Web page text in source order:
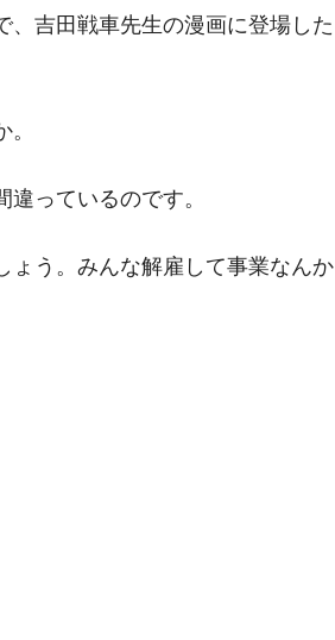
、吉田戦車先生の漫画に登場した
っているのです。
ょう。みんな解雇して事業なんか